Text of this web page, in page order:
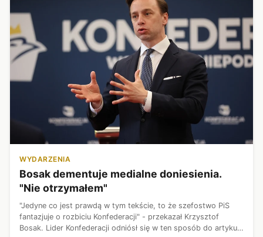
WYDARZENIA
Bosak dementuje medialne doniesienia.
"Nie otrzymałem"
"Jedyne co jest prawdą w tym tekście, to że szefostwo PiS
fantazjuje o rozbiciu Konfederacji" - przekazał Krzysztof
Bosak. Lider Konfederacji odniósł się w ten sposób do artykułu